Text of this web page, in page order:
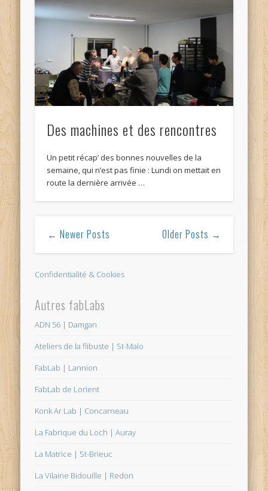
Des machines et des rencontres
Un petit récap’ des bonnes nouvelles de la
semaine, qui n’est pas finie : Lundi on mettait en
route la dernière arrivée …
← Newer Posts Older Posts →
Confidentialité & Cookies
Autres fabLabs
ADN 56 | Damgan
Ateliers de la flibuste | St-Malo
FabLab | Lannion
FabLab de Lorient
Konk Ar Lab | Concarneau
La Fabrique du Loch | Auray
La Matrice | St-Brieuc
La Vilaine Bidouille | Redon